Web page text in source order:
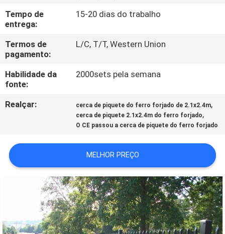
PEÇA
UMAS
CITAÇÕES
DO
SITE
PRIVACY
POLICY
Tempo de
entrega:
15-20 dias do trabalho
Termos de
pagamento:
L/C, T/T, Western Union
Habilidade da
fonte:
2000sets pela semana
Realçar: cerca de piquete do ferro forjado de 2.1x2.4m,
cerca de piquete 2.1x2.4m do ferro forjado,
O CE passou a cerca de piquete do ferro forjado
MELHOR PREÇO